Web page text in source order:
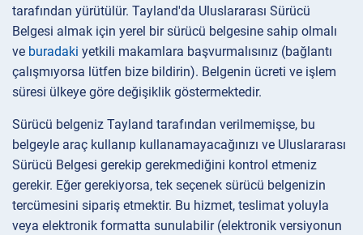
tarafından yürütülür. Tayland'da Uluslararası Sürücü
Belgesi almak için yerel bir sürücü belgesine sahip olmalı
ve buradaki yetkili makamlara başvurmalısınız (bağlantı
çalışmıyorsa lütfen bize bildirin). Belgenin ücreti ve işlem
süresi ülkeye göre değişiklik göstermektedir.
Sürücü belgeniz Tayland tarafından verilmemişse, bu
belgeyle araç kullanıp kullanamayacağınızı ve Uluslararası
Sürücü Belgesi gerekip gerekmediğini kontrol etmeniz
gerekir. Eğer gerekiyorsa, tek seçenek sürücü belgenizin
tercümesini sipariş etmektir. Bu hizmet, teslimat yoluyla
veya elektronik formatta sunulabilir (elektronik versiyonun